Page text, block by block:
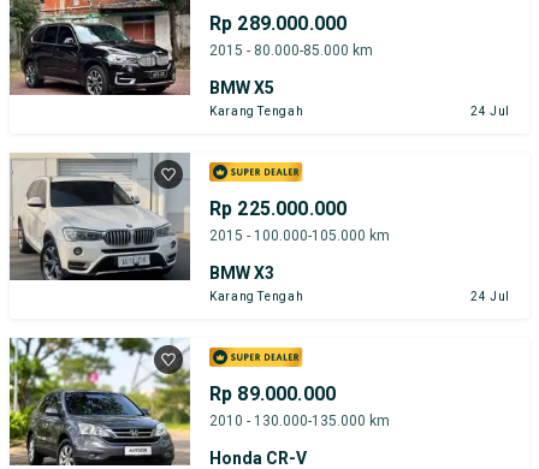
Rp 289.000.000
2015 - 80.000-85.000 km
BMW X5
Karang Tengah 24 Jul
Rp 225.000.000
2015 - 100.000-105.000 km
BMW X3
Karang Tengah 24 Jul
Rp 89.000.000
2010 - 130.000-135.000 km
Honda CR-V